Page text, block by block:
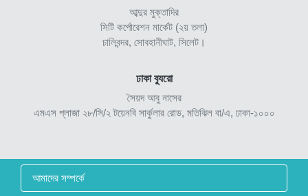
আব্দুর মুক্তাদির
সিটি কর্পোরেশন মার্কেট (২য় তলা)
চালিবন্দর, সোবহানীঘাট, সিলেট।
ঢাকা ব্যুরো
সৈয়দ আবু নাসের
এমএস প্লাজা ২৮/সি/২ টয়েনবি সার্কুলার রোড, মতিঝিল বা/এ, ঢাকা-১০০০
আমাদের সম্পর্কে